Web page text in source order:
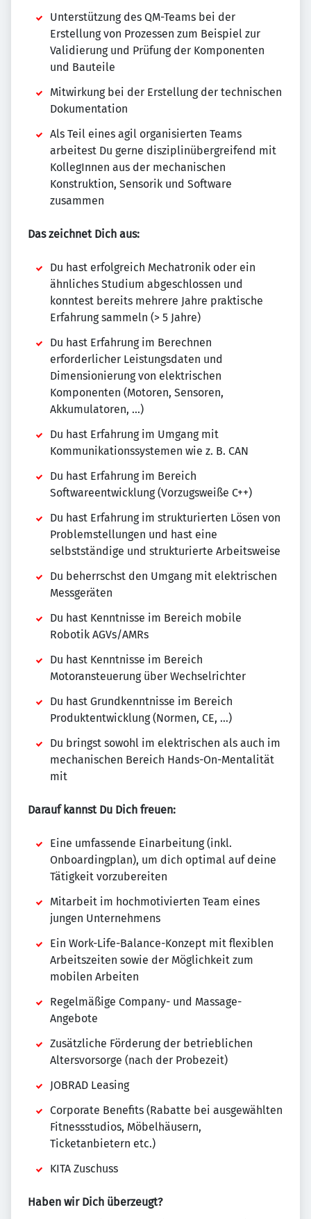
Unterstützung des QM-Teams bei der
Erstellung von Prozessen zum Beispiel zur
Validierung und Prüfung der Komponenten
und Bauteile
Mitwirkung bei der Erstellung der technischen
Dokumentation
Als Teil eines agil organisierten Teams
arbeitest Du gerne disziplinübergreifend mit
KollegInnen aus der mechanischen
Konstruktion, Sensorik und Software
zusammen
Das zeichnet Dich aus:
Du hast erfolgreich Mechatronik oder ein
ähnliches Studium abgeschlossen und
konntest bereits mehrere Jahre praktische
Erfahrung sammeln (> 5 Jahre)
Du hast Erfahrung im Berechnen
erforderlicher Leistungsdaten und
Dimensionierung von elektrischen
Komponenten (Motoren, Sensoren,
Akkumulatoren, …)
Du hast Erfahrung im Umgang mit
Kommunikationssystemen wie z. B. CAN
Du hast Erfahrung im Bereich
Softwareentwicklung (Vorzugsweiße C++)
Du hast Erfahrung im strukturierten Lösen von
Problemstellungen und hast eine
selbstständige und strukturierte Arbeitsweise
Du beherrschst den Umgang mit elektrischen
Messgeräten
Du hast Kenntnisse im Bereich mobile
Robotik AGVs/AMRs
Du hast Kenntnisse im Bereich
Motoransteuerung über Wechselrichter
Du hast Grundkenntnisse im Bereich
Produktentwicklung (Normen, CE, …)
Du bringst sowohl im elektrischen als auch im
mechanischen Bereich Hands-On-Mentalität
mit
Darauf kannst Du Dich freuen:
Eine umfassende Einarbeitung (inkl.
Onboardingplan), um dich optimal auf deine
Tätigkeit vorzubereiten
Mitarbeit im hochmotivierten Team eines
jungen Unternehmens
Ein Work-Life-Balance-Konzept mit flexiblen
Arbeitszeiten sowie der Möglichkeit zum
mobilen Arbeiten
Regelmäßige Company- und Massage-
Angebote
Zusätzliche Förderung der betrieblichen
Altersvorsorge (nach der Probezeit)
JOBRAD Leasing
Corporate Benefits (Rabatte bei ausgewählten
Fitnessstudios, Möbelhäusern,
Ticketanbietern etc.)
KITA Zuschuss
Haben wir Dich überzeugt?